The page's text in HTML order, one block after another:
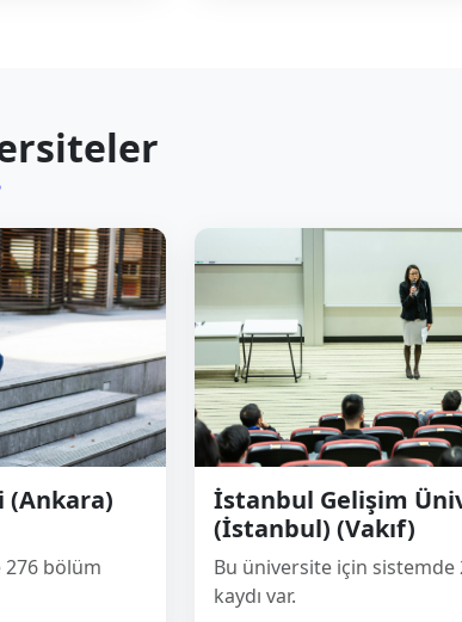
(Ankara)
bölüm
İstanbul Gelişim
(İstanbul) (Vakıf)
Bu üniversite için sistemde
kaydı var.